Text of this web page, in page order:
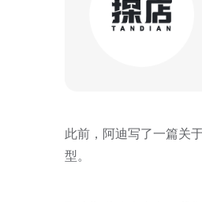
此前，阿迪写了一篇关
型。